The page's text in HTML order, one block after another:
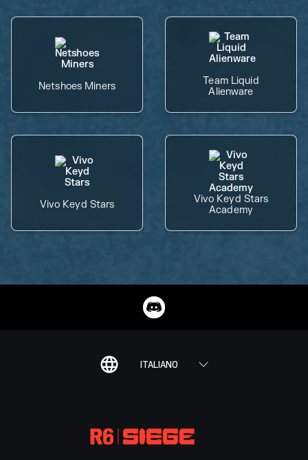
Netshoes Miners
Team Liquid
Alienware
Vivo Keyd Stars
Vivo Keyd Stars
Academy
ITALIANO